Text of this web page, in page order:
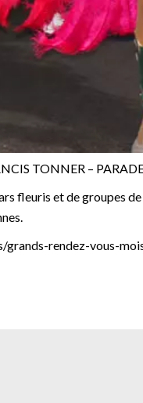
TONNER –
fleuris et de groupes
rendez-vous-